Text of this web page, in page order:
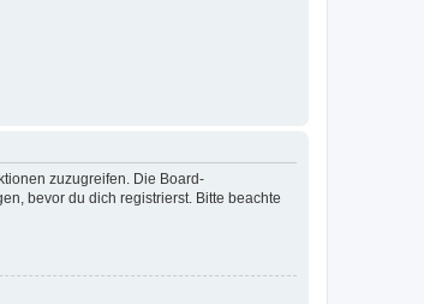
zuzugreifen. Die Board-
bevor du dich registrierst. Bitte beachte